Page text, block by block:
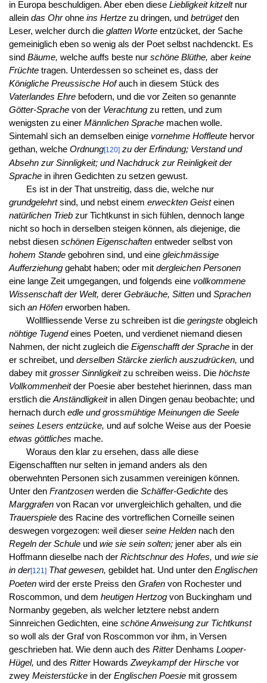
in Europa beschuldigen. Aber eben diese Liebligkeit kitzeltnur
allein das Ohrohne ins Hertzezu dringen, und betrügetden
Leser, welcher durch dieglatten Worteentzücket, der Sache
gemeiniglich eben so wenig als der Poet selbst nachdenckt. Es
sind Bäume, welche auffs beste nur schöne Blüthe, aberkeine
Früchtetragen. Unterdessen so scheinet es, dass der
Königliche Preussische Hofauch in diesem Stück des
Vaterlandes Ehrebefodern, und die vor Zeiten so genannte
Götter-Sprachevon der Verachtungzu retten, und zum
wenigsten zu einer Männlichen Sprachemachen wolle.
Sintemahl sich an demselben einige vornehme Hoffleutehervor
gethan, welche Ordnung[120]zu der Erfindung; Verstand und
Absehn zur Sinnligkeit; und Nachdruck zur Reinligkeit der
Sprachein ihren Gedichten zu setzen gewust.
Es ist in der That unstreitig, dass die, welche nur
grundgelehrtsind, und nebst einem erweckten Geisteinen
natürlichen Triebzur Tichtkunst in sich fühlen, dennoch lange
nicht so hoch in derselben steigen können, als diejenige, die
nebst diesen schönen Eigenschaftenentweder selbst von
hohem Standegebohren sind, und eine gleichmässige
Aufferziehunggehabt haben; oder mit dergleichen Personen
eine lange Zeit umgegangen, und folgends eine vollkommene
Wissenschaft der Welt, derer Gebräuche, Sittenund Sprachen
sich an Höfenerworben haben.
Wollfliessende Verse zu schreiben ist die geringsteobgleich
nöhtige Tugendeines Poeten, und verdienet niemand diesen
Nahmen, der nicht zugleich die Eigenschafft der Sprachein der
er schreibet, und derselben Stärcke zierlich auszudrücken, und
dabey mit grosser Sinnligkeitzu schreiben weiss. Die höchste
Vollkommenheitder Poesie aber bestehet hierinnen, dass man
erstlich die Anständligkeitin allen Dingen genau beobachte; und
hernach durch edle und grossmühtige Meinungen die Seele
seines Lesers entzücke, und auf solche Weise aus der Poesie
etwas göttliches mache.
Woraus den klar zu ersehen, dass alle diese
Eigenschafften nur selten in jemand anders als den
oberwehnten Personen sich zusammen vereinigen können.
Unter den Frantzosenwerden die Schäffer-Gedichtedes
Marggrafenvon Racan vor unvergleichlich gehalten, und die
Trauerspieledes Racine des vortreflichen Corneille seinen
deswegen vorgezogen: weil dieser seine Heldennach den
Regeln der Schuleund wie sie sein solten;jener aber als ein
Hoffmann dieselbe nach der Richtschnur des Hofes, und wie sie
in der[121]That gewesen, gebildet hat. Und unter den Englischen
Poetenwird der erste Preiss den Grafenvon Rochester und
Roscommon, und dem heutigen Hertzogvon Buckingham und
Normanby gegeben, als welcher letztere nebst andern
Sinnreichen Gedichten, eine schöne Anweisung zur Tichtkunst
so woll als der Graf von Roscommon vor ihm, in Versen
geschrieben hat. Wie denn auch des RitterDenhams Looper-
Hügel, und des RitterHowards Zweykampf der Hirschevor
zwey Meisterstückein der Englischen Poesiemit grossem